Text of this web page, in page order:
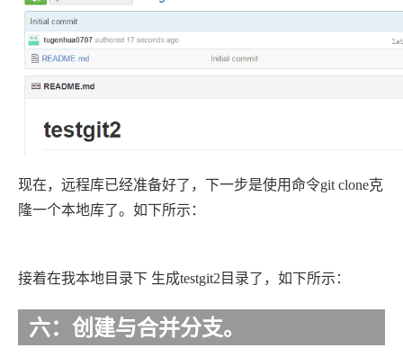
现在，远程库已经准备好了，下一步是使用命令git clone克
隆一个本地库了。如下所示：
接着在我本地目录下 生成testgit2目录了，如下所示：
六：创建与合并分支。